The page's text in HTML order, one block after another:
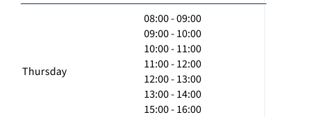
Thursday
08:00 - 09:00
09:00 - 10:00
10:00 - 11:00
11:00 - 12:00
12:00 - 13:00
13:00 - 14:00
15:00 - 16:00